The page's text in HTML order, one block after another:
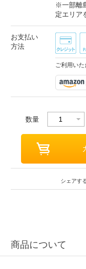
※一部離
定エリア
お支払い
方法
ご利用い
数量
シェアす
商品について